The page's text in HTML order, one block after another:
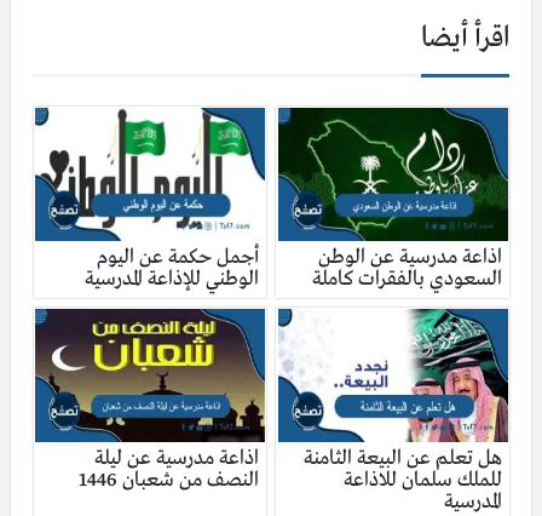
اقرأ أيضا
اذاعة مدرسية عن الوطن
السعودي بالفقرات كاملة
أجمل حكمة عن اليوم
الوطني للإذاعة المدرسية
هل تعلم عن البيعة الثامنة
للملك سلمان للاذاعة
المدرسية
اذاعة مدرسية عن ليلة
النصف من شعبان 1446